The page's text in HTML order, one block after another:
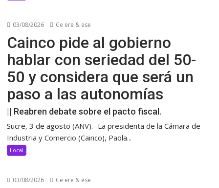
03/08/2026 Ce ere & ese
Cainco pide al gobierno
hablar con seriedad del 50-
50 y considera que será un
paso a las autonomías
|| Reabren debate sobre el pacto fiscal.
Sucre, 3 de agosto (ANV).- La presidenta de la Cámara de
Industria y Comercio (Cainco), Paola...
Local
03/08/2026 Ce ere & ese